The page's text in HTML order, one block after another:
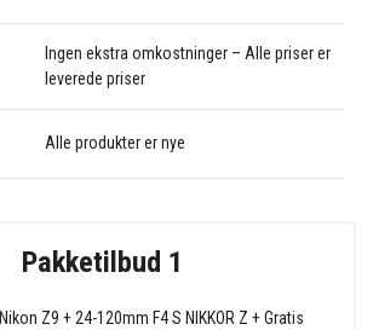
Ingen ekstra omkostninger – Alle priser er
leverede priser
Alle produkter er nye
Pakketilbud 1
Nikon Z9 + 24-120mm F4 S NIKKOR Z + Gratis